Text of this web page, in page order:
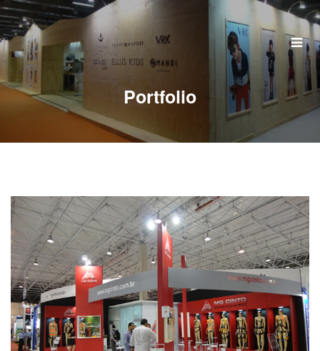
Portfolio
Home
Serviços
Portfolio
Perguntas Frequentes
Contato